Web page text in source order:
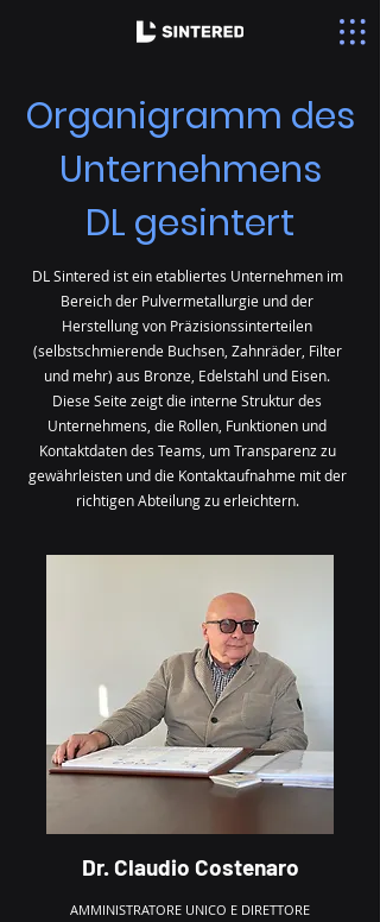
Organigramm des
Unternehmens
DL gesintert
DL Sintered ist ein etabliertes Unternehmen im
Bereich der Pulvermetallurgie und der
Herstellung von Präzisionssinterteilen
(selbstschmierende Buchsen, Zahnräder, Filter
und mehr) aus Bronze, Edelstahl und Eisen.
Diese Seite zeigt die interne Struktur des
Unternehmens, die Rollen, Funktionen und
Kontaktdaten des Teams, um Transparenz zu
gewährleisten und die Kontaktaufnahme mit der
richtigen Abteilung zu erleichtern.
Dr. Claudio Costenaro
AMMINISTRATORE UNICO E DIRETTORE